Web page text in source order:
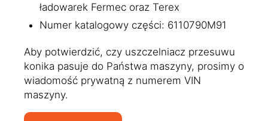
ładowarek Fermec oraz Terex
Numer katalogowy części: 6110790M91
Aby potwierdzić, czy uszczelniacz przesuwu
konika pasuje do Państwa maszyny, prosimy o
wiadomość prywatną z numerem VIN
maszyny.